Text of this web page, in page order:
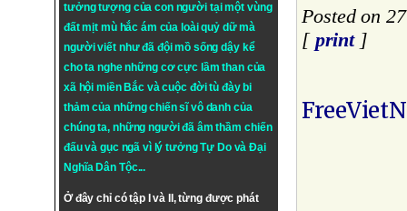
tưởng tượng của con người tại một vùng
đất mịt mù hắc ám của loài quỷ dữ mà
người viết như đã đội mồ sống dậy kể
cho ta nghe những cơ cực lầm than của
xã hội miền Bắc và cuộc đời tù đày bi
thảm của những chiến sĩ vô danh của
chúng ta, những người đã âm thầm chiến
đấu và gục ngã vì lý tưởngTự DovàĐại
Nghĩa Dân Tộc...
Ở đây chỉ có tập I và II, từng được phát
Posted on
[ print]